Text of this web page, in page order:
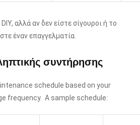
αλλά αν δεν είστε σίγουροι ή το
έναν επαγγελματία.
συντήρησης
schedule based on your
frequency. A sample schedule: